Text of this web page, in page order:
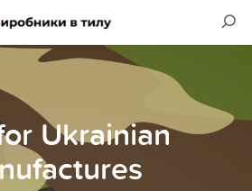
Ukrainian